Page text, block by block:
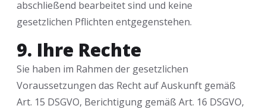
abschließend bearbeitet sind und keine
gesetzlichen Pflichten entgegenstehen.
9. Ihre Rechte
Sie haben im Rahmen der gesetzlichen
Voraussetzungen das Recht auf Auskunft gemäß
Art. 15 DSGVO, Berichtigung gemäß Art. 16 DSGVO,